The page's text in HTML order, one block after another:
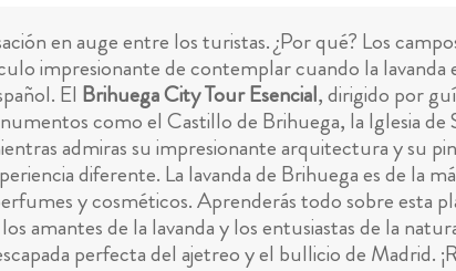
en auge entre los turistas. ¿Por qué? Los
impresionante de contemplar cuando la lavanda
El Brihuega City Tour Esencial, dirigido por
como el Castillo de Brihuega, la Iglesia
admiras su impresionante arquitectura y su
diferente. La lavanda de Brihuega es de la
y cosméticos. Aprenderás todo sobre esta
amantes de la lavanda y los entusiastas de la
perfecta del ajetreo y el bullicio de Madrid.